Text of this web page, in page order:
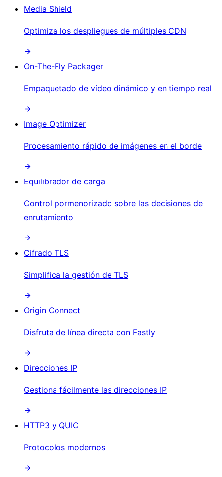
Media Shield
Optimiza los despliegues de múltiples CDN
On-The-Fly Packager
Empaquetado de vídeo dinámico y en tiempo real
Image Optimizer
Procesamiento rápido de imágenes en el borde
Equilibrador de carga
Control pormenorizado sobre las decisiones de
enrutamiento
Cifrado TLS
Simplifica la gestión de TLS
Origin Connect
Disfruta de línea directa con Fastly
Direcciones IP
Gestiona fácilmente las direcciones IP
HTTP3 y QUIC
Protocolos modernos